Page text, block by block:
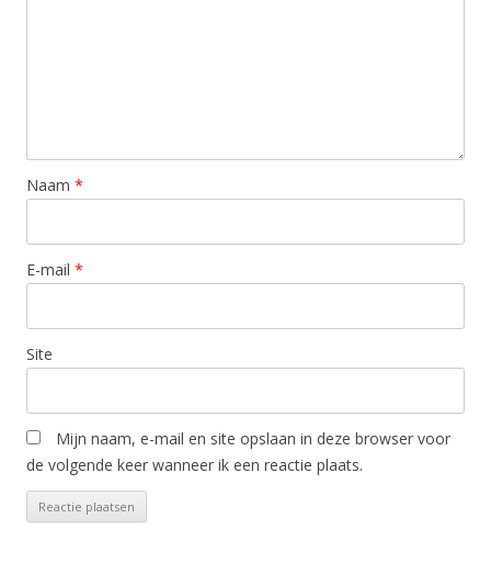
Naam *
E-mail *
Site
Mijn naam, e-mail en site opslaan in deze browser voor
de volgende keer wanneer ik een reactie plaats.